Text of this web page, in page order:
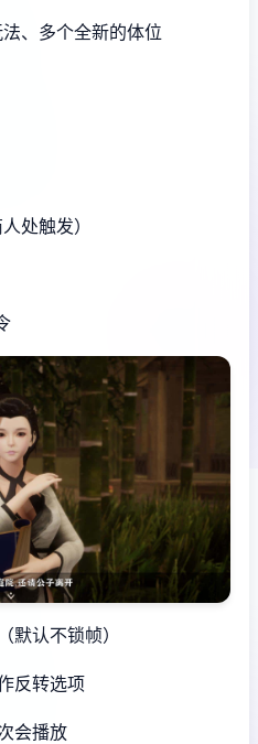
、多个全新的体位
处触发）
默认不锁帧）
反转选项
会播放